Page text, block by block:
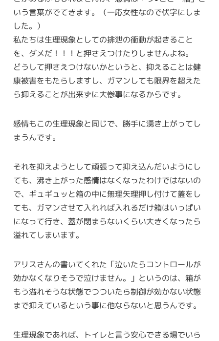
いう言葉がでてきます。（一応女性なので伏字にしま
した。）
私たちは生理現象としての排泄の衝動が起きること
を、ダメだ！！！と押さえつけたりしませんよね。
どうして押さえつけないかというと、抑えることは健
康被害をもたらしますし、ガマンしても限界を超えた
ら抑えることが出来ずに大惨事になるからです。
感情もこの生理現象と同じで、勝手に湧き上がってし
まうんです。
それを抑えようとして頑張って抑え込んだいようにし
ても、沸き上がった感情はなくなったわけではないの
で、ギュギュッと箱の中に無理矢理押し付けて蓋をし
ても、ガマンさせて入れれば入れるだけ箱はいっぱい
になって行き、蓋が閉まらないくらい大きくなったら
溢れてしまいます。
アリスさんの書いてくれた「泣いたらコントロールが
効かなくなりそうで泣けません。」というのは、箱が
もう溢れそうな状態でつついたら制御が効かない状態
まで抑えているという事に他ならないと思うんです。
生理現象であれば、トイレと言う安心できる場でいら